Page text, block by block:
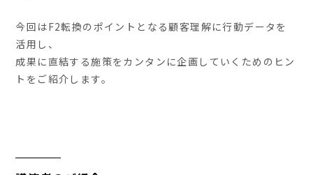
今回はF2転換のポイントとなる顧客理解に行動データを
活用し、
成果に直結する施策をカンタンに企画していくためのヒン
トをご紹介します。